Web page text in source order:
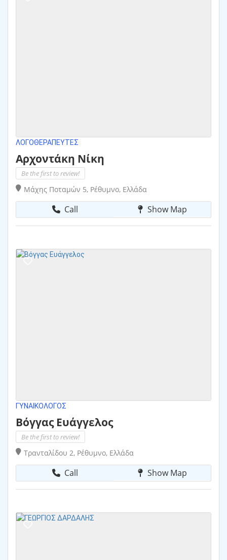
ΛΟΓΟΘΕΡΑΠΕΥΤΈΣ
Αρχοντάκη Νίκη
Be the first to review!
Μάχης Ποταμών 5, Ρέθυμνο, Ελλάδα
Call Show Map
ΓΥΝΑΙΚΟΛΌΓΟΣ
Βόγγας Ευάγγελος
Be the first to review!
Τρανταλίδου 2, Ρέθυμνο, Ελλάδα
Call Show Map